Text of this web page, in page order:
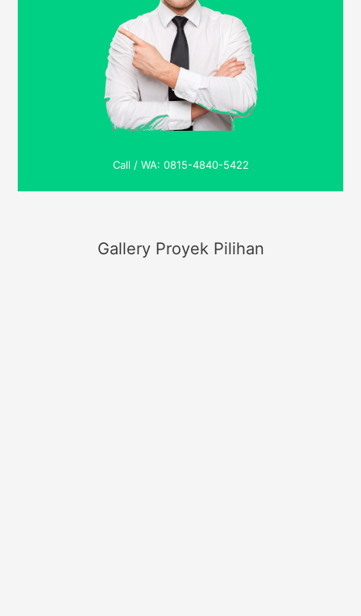
Call / WA: 0815-4840-5422
Gallery Proyek Pilihan